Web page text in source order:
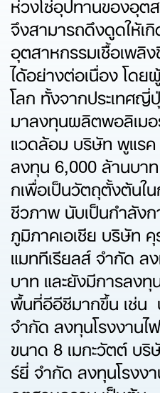
จึงสามารถดึงดูดให้เ
อุตสาหกรรมเชื้อเพลิ
ได้อย่างต่อเนื่อง โด
โลก ทั้งจากประเทศญี่
มาลงทุนผลิตพอลิเม
แวดล้อม บริษัท พูแรค
ลงทุน 6,000 ล้านบา
กเพื่อเป็นวัตถุตั้งต้น
ชีวภาพ นับเป็นกำลัง
ภูมิภาคเอเชีย บริษัท
แมททีเรียลส์ จำกัด
บาท และยังมีการลง
พื้นที่อีอีซีมากขึ้น เช่น
จำกัด ลงทุนโรงงาน
ขนาด 8 เมกะวัตต์ บ
ร์ยี่ จำกัด ลงทุนโรงง